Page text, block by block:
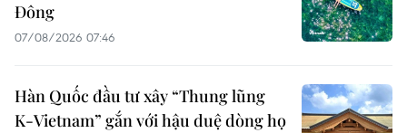
Đông
07/08/2026 07:46
Hàn Quốc đầu tư xây “Thung lũng
K-Vietnam” gắn với hậu duệ dòng họ